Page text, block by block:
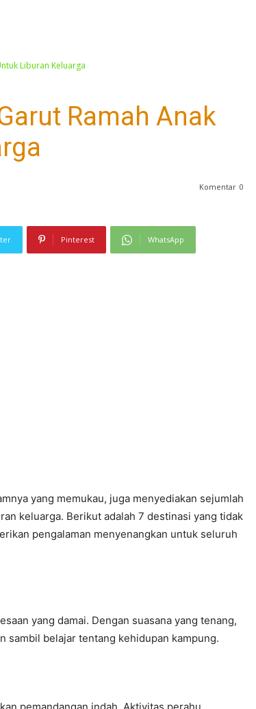
Liburan Keluarga
Ramah Anak
Komentar 0
Pinterest WhatsApp
yang memukau, juga menyediakan sejumlah
keluarga. Berikut adalah 7 destinasi yang tidak
pengalaman menyenangkan untuk seluruh
yang damai. Dengan suasana yang tenang,
sambil belajar tentang kehidupan kampung.